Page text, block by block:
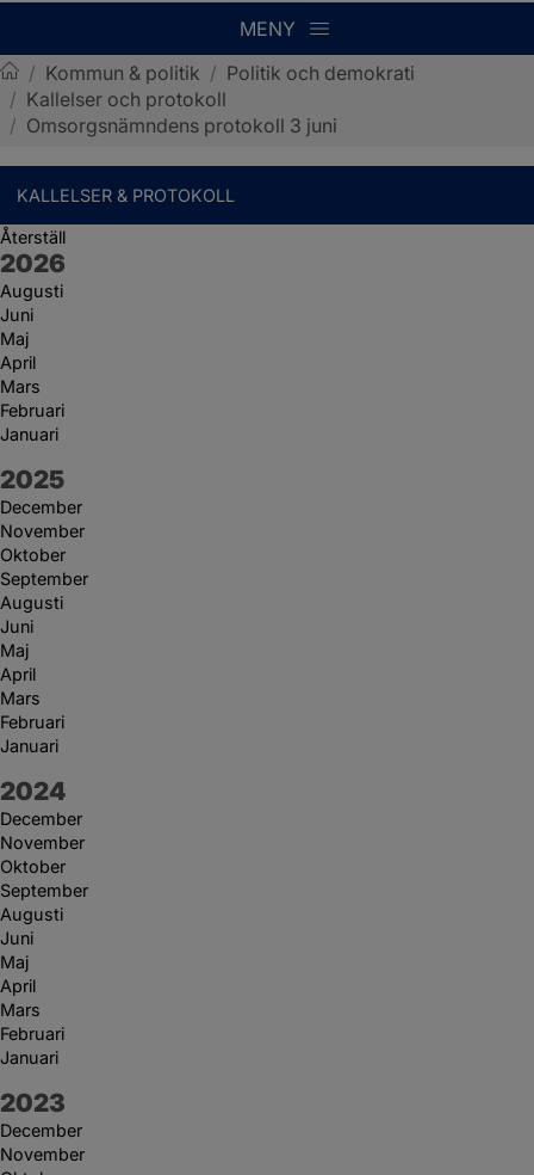
MENY
Sotenäs kommun
/ Kommun & politik / Politik och demokrati
/ Kallelser och protokoll
/ Omsorgsnämndens protokoll 3 juni
KALLELSER & PROTOKOLL
Återställ
År:
2026
Augusti
Juni
Maj
April
Mars
Februari
Januari
År:
2025
December
November
Oktober
September
Augusti
Juni
Maj
April
Mars
Februari
Januari
År:
2024
December
November
Oktober
September
Augusti
Juni
Maj
April
Mars
Februari
Januari
År:
2023
December
November